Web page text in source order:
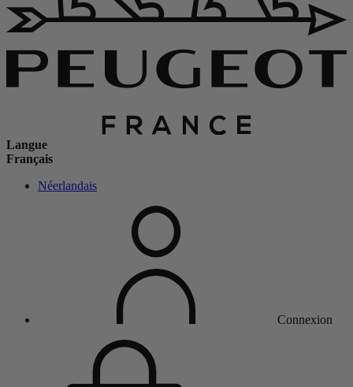
Langue
Français
Néerlandais
Connexion